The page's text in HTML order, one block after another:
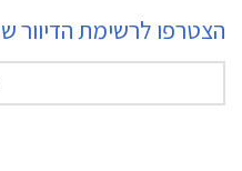
הצטרפו לרשימת הדיוור